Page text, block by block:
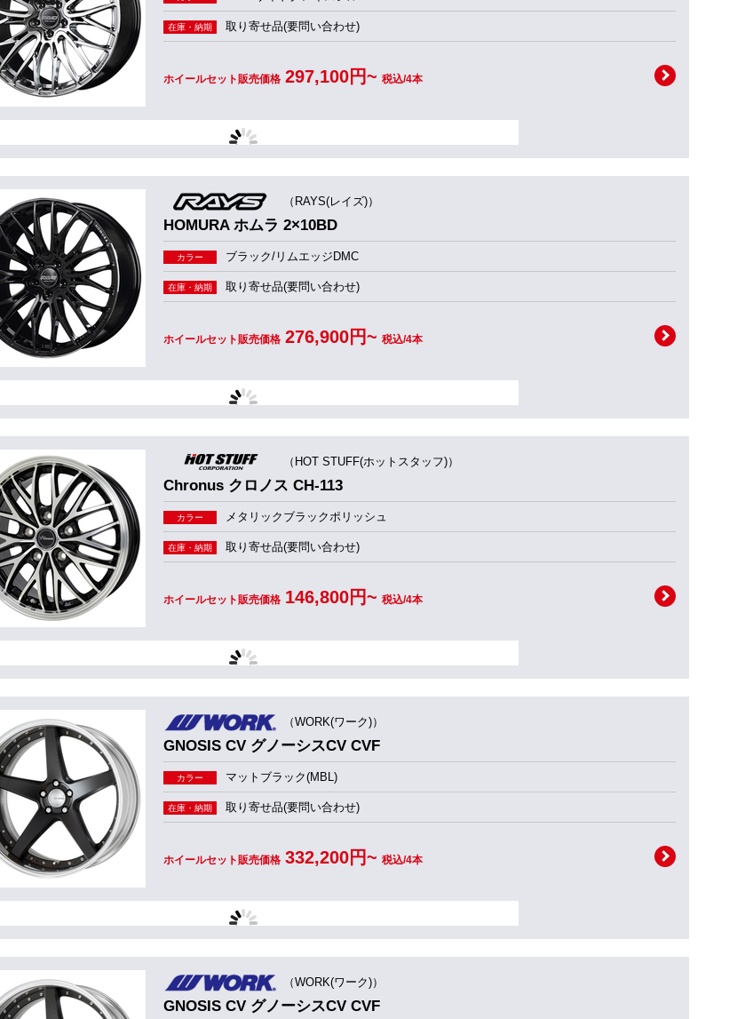
在庫・納期 取り寄せ品(要問い合わせ)
ホイールセット販売価格 297,100円~ 税込/4本
（RAYS(レイズ)）
HOMURA ホムラ 2×10BD
カラー ブラック/リムエッジDMC
在庫・納期 取り寄せ品(要問い合わせ)
ホイールセット販売価格 276,900円~ 税込/4本
（HOT STUFF(ホットスタッフ)）
Chronus クロノス CH-113
カラー メタリックブラックポリッシュ
在庫・納期 取り寄せ品(要問い合わせ)
ホイールセット販売価格 146,800円~ 税込/4本
（WORK(ワーク)）
GNOSIS CV グノーシスCV CVF
カラー マットブラック(MBL)
在庫・納期 取り寄せ品(要問い合わせ)
ホイールセット販売価格 332,200円~ 税込/4本
（WORK(ワーク)）
GNOSIS CV グノーシスCV CVF